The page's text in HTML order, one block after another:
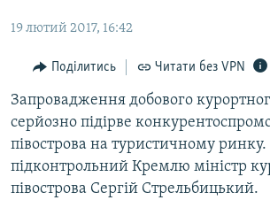
Перейти
пошукуІНТЕРВ'Ю
ВСЕ ЗА ДЕНЬ
СПЕЦПРОЕКТИ
ДЕПОРТАЦІЯ
ВІДЕОУРОКИ «ELIFBE»
ЯК ОБІЙТИ БЛОКУВАННЯ
19 лютий 2017, 16:42
Поділитись Читати без VPN
Запровадження добового
серйозно підірве
півострова на туристичному
підконтрольний Кремлю міністр
півострова Сергій Стрельбицький.